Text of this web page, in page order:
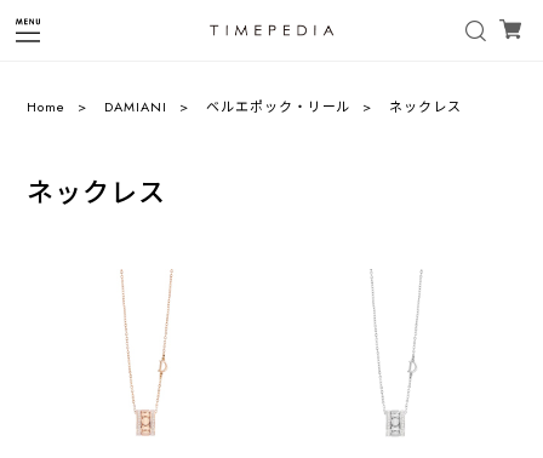
Home DAMIANI ベルエポック・リール ネックレス
ネックレス